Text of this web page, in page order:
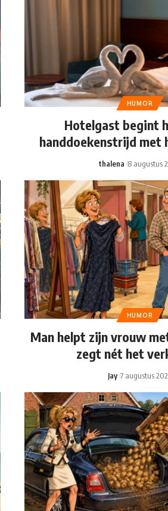
HUMOR
Hotelgast begint
handdoekenstrijd met
thalena 8 augustus
HUMOR
Man helpt zijn vrouw
zegt nét het
Jay 7 augustus